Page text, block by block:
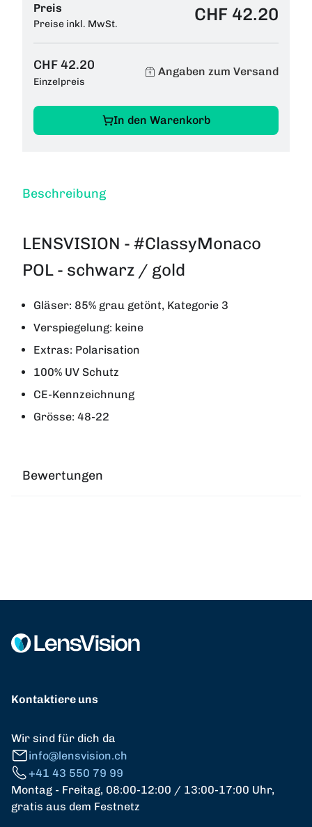
Preis
Preise inkl. MwSt. CHF 42.20
CHF 42.20
Einzelpreis
Angaben zum Versand
In den Warenkorb
Beschreibung
LENSVISION - #ClassyMonaco
POL - schwarz / gold
Gläser: 85% grau getönt, Kategorie 3
Verspiegelung: keine
Extras: Polarisation
100% UV Schutz
CE-Kennzeichnung
Grösse: 48-22
Bewertungen
Kontaktiere uns
Wir sind für dich da
info@lensvision.ch
+41 43 550 79 99
Montag - Freitag, 08:00-12:00 / 13:00-17:00 Uhr,
gratis aus dem Festnetz